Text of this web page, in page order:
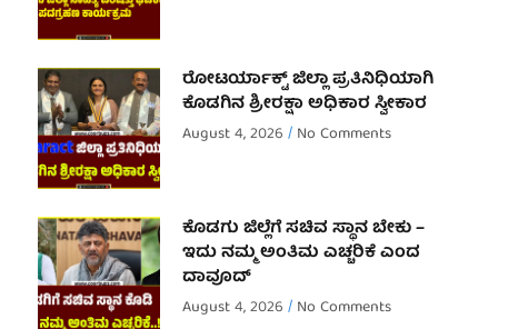
ರೋಟರ್ಯಾಕ್ಟ್ ಜಿಲ್ಲಾ ಪ್ರತಿನಿಧಿಯಾಗಿ
ಕೊಡಗಿನ ಶ್ರೀರಕ್ಷಾ ಅಧಿಕಾರ ಸ್ವೀಕಾರ
August 4, 2026 No Comments
ಕೊಡಗು ಜಿಲ್ಲೆಗೆ ಸಚಿವ ಸ್ಥಾನ ಬೇಕು –
ಇದು ನಮ್ಮ ಅಂತಿಮ ಎಚ್ಚರಿಕೆ ಎಂದ
ದಾವೂದ್ ‌
August 4, 2026 No Comments